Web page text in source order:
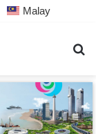
Malay